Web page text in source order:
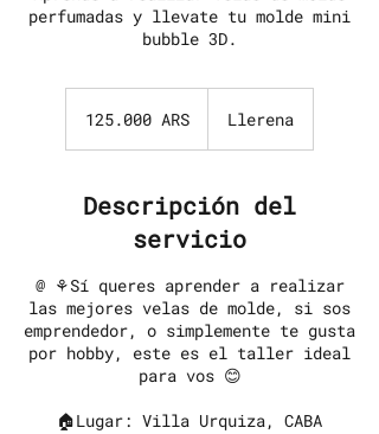
perfumadas y llevate tu molde mini
bubble 3D.
argentinos
125.000 ARS Llerena
Descripción del
servicio
@ ⚘Sí queres aprender a realizar
las mejores velas de molde, si sos
emprendedor, o simplemente te gusta
por hobby, este es el taller ideal
para vos 😊
🏠Lugar: Villa Urquiza, CABA